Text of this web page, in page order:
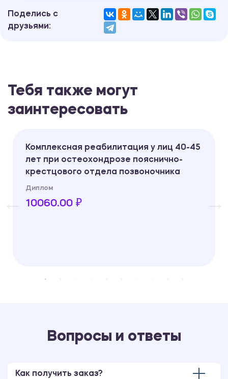
Поделись с
друзьями:
Тебя также могут
заинтересовать
Комплексная реабилитация у лиц 40-45
лет при остеохондрозе пояснично-
крестцового отдела позвоночника
Диплом
10060.00 ₽
Вопросы и ответы
Как получить заказ?